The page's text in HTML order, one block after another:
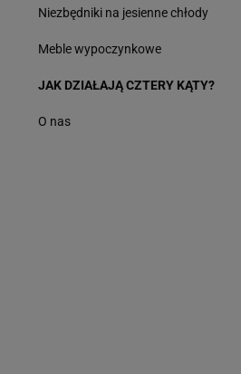
Niezbędniki na jesienne chłody
Meble wypoczynkowe
JAK DZIAŁAJĄ CZTERY KĄTY?
O nas